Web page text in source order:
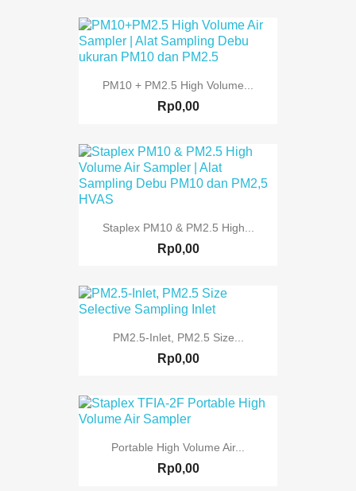
PM10 + PM2.5 High Volume...
Rp0,00
Staplex PM10 & PM2.5 High...
Rp0,00
PM2.5-Inlet, PM2.5 Size...
Rp0,00
Portable High Volume Air...
Rp0,00